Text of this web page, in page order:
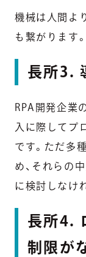
機械は人間よ
も繋がります。
長所3.
RPA開発企業
入に際してプ
です。ただ多
め、それらの
に検討しなけ
長所4.
制限が